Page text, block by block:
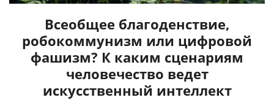
Всеобщее благоденствие,
робокоммунизм или цифровой
фашизм? К каким сценариям
человечество ведет
искусственный интеллект